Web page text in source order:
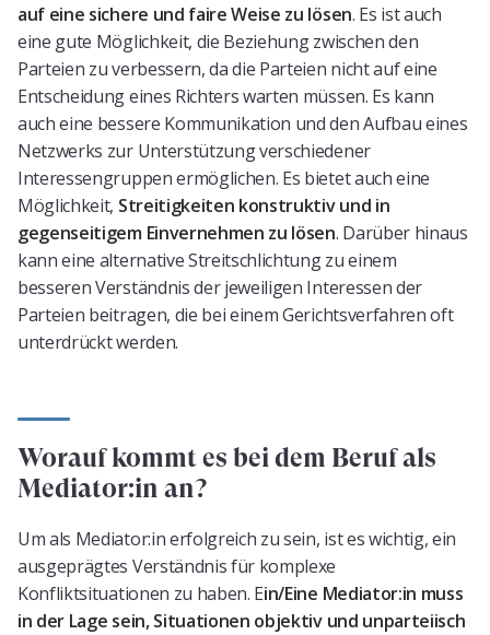
auf eine sichere und faire Weise zu lösen. Es ist auch
eine gute Möglichkeit, die Beziehung zwischen den
Parteien zu verbessern, da die Parteien nicht auf eine
Entscheidung eines Richters warten müssen. Es kann
auch eine bessere Kommunikation und den Aufbau eines
Netzwerks zur Unterstützung verschiedener
Interessengruppen ermöglichen. Es bietet auch eine
Möglichkeit, Streitigkeiten konstruktiv und in
gegenseitigem Einvernehmen zu lösen. Darüber hinaus
kann eine alternative Streitschlichtung zu einem
besseren Verständnis der jeweiligen Interessen der
Parteien beitragen, die bei einem Gerichtsverfahren oft
unterdrückt werden.
Worauf kommt es bei dem Beruf als
Mediator:in an?
Um als Mediator:in erfolgreich zu sein, ist es wichtig, ein
ausgeprägtes Verständnis für komplexe
Konfliktsituationen zu haben. Ein/Eine Mediator:in muss
in der Lage sein, Situationen objektiv und unparteiisch